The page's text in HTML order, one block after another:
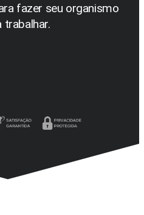
fazer seu organismo
trabalhar.